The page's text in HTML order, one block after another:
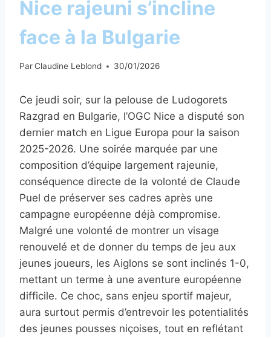
Nice rajeuni s’incline
face à la Bulgarie
ParClaudine Leblond 30/01/2026
Ce jeudi soir, sur la pelouse de Ludogorets
Razgrad en Bulgarie, l’OGC Nice a disputé son
dernier match en Ligue Europa pour la saison
2025-2026. Une soirée marquée par une
composition d’équipe largement rajeunie,
conséquence directe de la volonté de Claude
Puel de préserver ses cadres après une
campagne européenne déjà compromise.
Malgré une volonté de montrer un visage
renouvelé et de donner du temps de jeu aux
jeunes joueurs, les Aiglons se sont inclinés 1-0,
mettant un terme à une aventure européenne
difficile. Ce choc, sans enjeu sportif majeur,
aura surtout permis d’entrevoir les potentialités
des jeunes pousses niçoises, tout en reflétant